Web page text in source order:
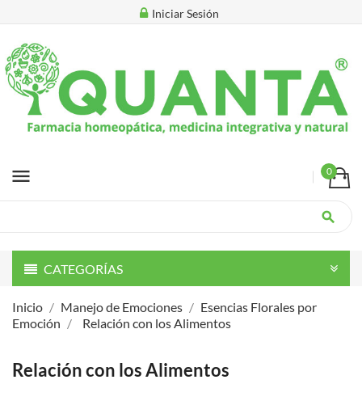
Iniciar Sesión
menu 0
search
CATEGORÍAS
Inicio Manejo de Emociones
Esencias Florales por
Emoción
Relación con los Alimentos
Relación con los Alimentos